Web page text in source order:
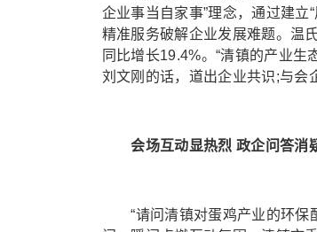
企业事当自家事”理念，通过建立
精准服务破解企业发展难题。温
同比增长19.4%。“清镇的产业
刘文刚的话，道出企业共识;与会
会场互动显热烈 政企问答消
“请问清镇对蛋鸡产业的环保